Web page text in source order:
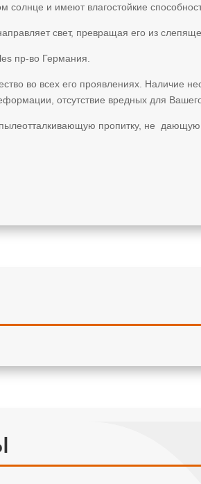
солнце и имеют влагостойкие
свет, превращая его из
пр-во Германия.
во всех его проявлениях. Наличие
отсутствие вредных для
пропитку, не дающую